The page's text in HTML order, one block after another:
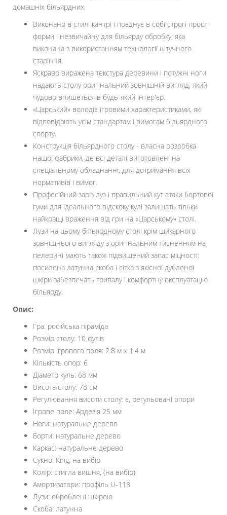
домашніх більярдних.
Виконано в стилі кантрі і поєднує в собі строгі прості
форми і незвичайну для більярду обробку, яка
виконана з використанням технології штучного
старіння.
Яскраво виражена текстура деревини і потужні ноги
надають столу оригінальний зовнішній вигляд, який
чудово впишеться в будь-який інтер'єр.
«Царський» володіє ігровими характеристиками, які
відповідають усім стандартам і вимогам більярдного
спорту.
Конструкція більярдного столу - власна розробка
нашої фабрики, де всі деталі виготовлені на
спеціальному обладнанні, для дотримання всіх
нормативів і вимог.
Професійний заріз луз і правильний кут атаки бортової
гуми для ідеального відскоку кулі залишать тільки
найкращі враження від гри на «Царському» столі.
Лузи на цьому більярдному столі крім шикарного
зовнішнього вигляду з оригінальним тисненням на
пелерині мають також підвищений запас міцності:
посилена латунна скоба і сітка з якісної дубленої
шкіри забезпечать тривалу і комфортну експлуатацію
більярду.
Опис:
Гра: російська піраміда
Розмір столу: 10 футів
Розмір ігрового поля: 2.8 м х 1.4 м
Кількість опор: 6
Діаметр куль: 68 мм
Висота столу: 78 см
Регулювання висоти столу: є, регульовані опори
Ігрове поле: Ардезія 25 мм
Ноги: натуральне дерево
Борти: натуральне дерево
Каркас: натуральне дерево
Сукно: King, на вибір
Колір: стигла вишня, (на вибір)
Амортизатори: профіль U-118
Лузи: оброблені шкірою
Скоба: латунна